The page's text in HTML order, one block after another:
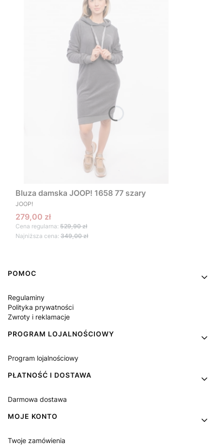
Bluza damska JOOP! 1658 77 szary
PRODUCENT
JOOP!
Cena promocyjna
279,00 zł
Cena regularna: 529,90 zł
Najniższa cena: 349,00 zł
Linki w stopce
POMOC
Regulaminy
Polityka prywatności
Zwroty i reklamacje
PROGRAM LOJALNOŚCIOWY
Program lojalnościowy
PŁATNOŚĆ I DOSTAWA
Darmowa dostawa
MOJE KONTO
Twoje zamówienia